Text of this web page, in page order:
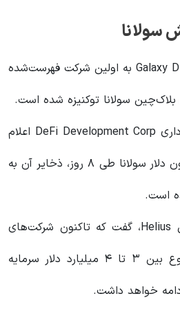
سولانا
در تاریخ ۳ سپتامبر، Galaxy Digital به اولین شرکت فهرست‌شده
سولانا توکنیزه شده است.
از سوی دیگر، شرکت خزانه‌داری DeFi Development Corp اعلام
کرد پس از خرید ۱۱۷ میلیون دلار سولانا طی ۸ روز، ذخایر آن به
Mert Mumtaz، مدیرعامل Helius، گفت که تاکنون شرکت‌های
خزانه‌داری سولانا در مجموع بین ۳ تا ۴ میلیارد دلار سرمایه
خواهد داشت.